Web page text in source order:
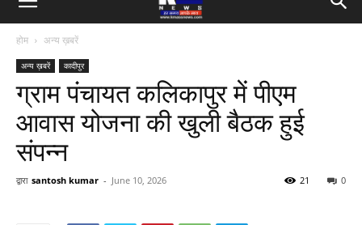
होम अन्य ख़बरें
अन्य ख़बरें कादीपुर
ग्राम पंचायत कलिकापुर में पीएम
आवास योजना की खुली बैठक हुई
संपन्न
द्वारा santosh kumar - June 10, 2026 0
21